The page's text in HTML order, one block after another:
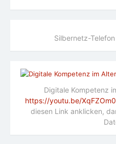
Silbernetz-
Digitale Kompetenz
https://youtu.be/
diesen Link anklicken,